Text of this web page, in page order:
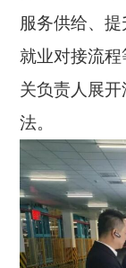
服务供给、
就业对接流
关负责人展
法。